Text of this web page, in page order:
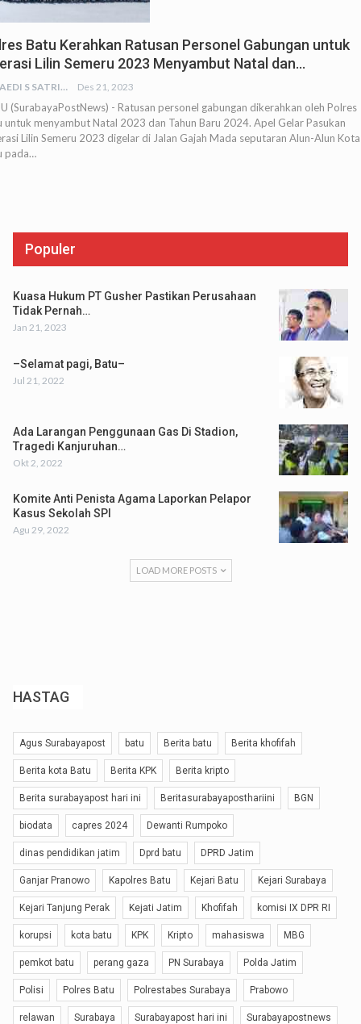
Batu Kerahkan Ratusan Personel Gabungan untuk
Lilin Semeru 2023 Menyambut Natal dan…
JUNAEDI S SATRIA Des 21, 2023
(SurabayaPostNews) - Ratusan personel gabungan dikerahkan oleh Polres
untuk menyambut Natal 2023 dan Tahun Baru 2024. Apel Gelar Pasukan
Lilin Semeru 2023 digelar di Jalan Gajah Mada seputaran Alun-Alun Kota
pada…
Populer
Kuasa Hukum PT Gusher Pastikan Perusahaan
Tidak Pernah…
Jan 21, 2023
–Selamat pagi, Batu–
Jul 21, 2022
Ada Larangan Penggunaan Gas Di Stadion,
Tragedi Kanjuruhan…
Okt 2, 2022
Komite Anti Penista Agama Laporkan Pelapor
Kasus Sekolah SPI
Agu 29, 2022
LOAD MORE POSTS
HASTAG
Agus Surabayapost batu Berita batu Berita khofifah
Berita kota Batu Berita KPK Berita kripto
Berita surabayapost hari ini Beritasurabayaposthariini BGN
biodata capres 2024 Dewanti Rumpoko
dinas pendidikan jatim Dprd batu DPRD Jatim
Ganjar Pranowo Kapolres Batu Kejari Batu Kejari Surabaya
Kejari Tanjung Perak Kejati Jatim Khofifah komisi IX DPR RI
korupsi kota batu KPK Kripto mahasiswa MBG
pemkot batu perang gaza PN Surabaya Polda Jatim
Polisi Polres Batu Polrestabes Surabaya Prabowo
relawan Surabaya Surabayapost hari ini Surabayapostnews